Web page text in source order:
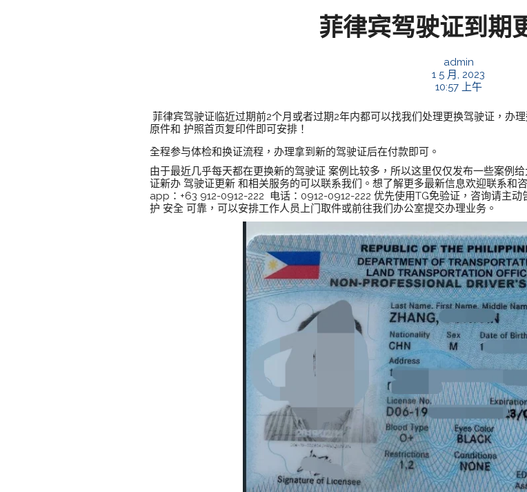
菲律宾驾驶证到期
admin
1 5 月, 2023
10:57 上午
菲律宾驾驶证临近过期前2个月或者过期2年内都可以找我们处理更换驾驶证，办
原件和 护照首页复印件即可安排！
全程参与体检和换证流程，办理拿到新的驾驶证后在付款即可。
由于最近几乎每天都在更换新的驾驶证 案例比较多，所以这里仅仅发布一些案例
证新办 驾驶证更新 和相关服务的可以联系我们。想了解更多最新信息欢迎联系
app：+63 912-0912-222 电话：0912-0912-222 优先使用TG免验证，咨询请主
护 安全 可靠，可以安排工作人员上门取件或前往我们办公室提交办理业务。